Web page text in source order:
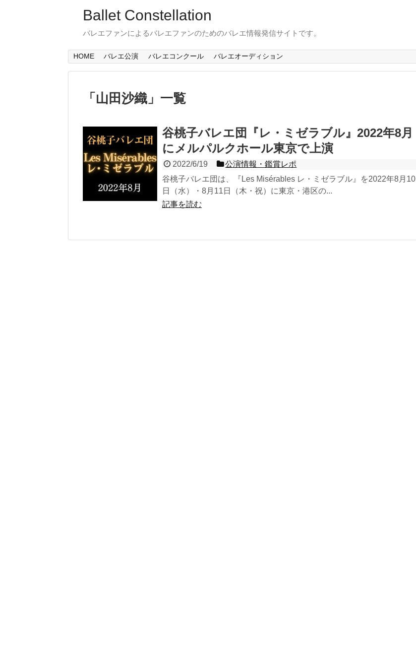
Ballet Constellation
バレエファンによるバレエファンのためのバレエ情報発信サイトです。
HOME バレエ公演 バレエコンクール バレエオーディション
「 山田沙織 」 一覧
谷桃子バレエ団『レ・ミゼラブル』2022年8月
にメルパルクホール東京で上演
2022/6/19
公演情報・鑑賞レポ
谷桃子バレエ団は、『Les Misérables レ・ミゼラブル』を2022年8月10
日（水）・8月11日（木・祝）に東京・港区の...
記事を読む